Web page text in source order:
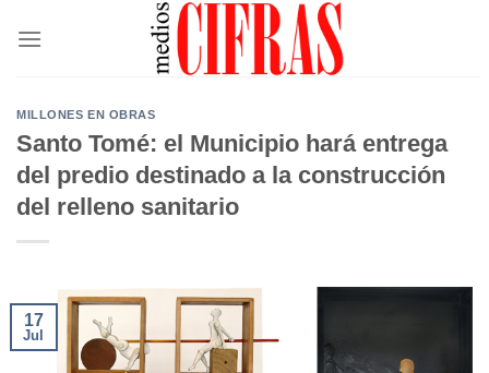
MILLONES EN OBRAS
Santo Tomé: el Municipio hará entrega
del predio destinado a la construcción
del relleno sanitario
17
Jul